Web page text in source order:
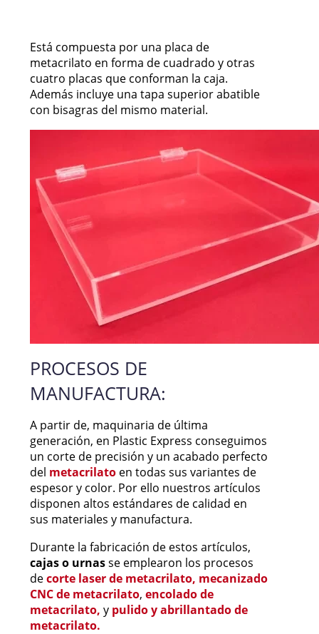
Está compuesta por una placa de
metacrilato en forma de cuadrado y otras
cuatro placas que conforman la caja.
Además incluye una tapa superior abatible
con bisagras del mismo material.
PROCESOS DE
MANUFACTURA:
A partir de, maquinaria de última
generación, en Plastic Express conseguimos
un corte de precisión y un acabado perfecto
del metacrilato en todas sus variantes de
espesor y color. Por ello nuestros artículos
disponen altos estándares de calidad en
sus materiales y manufactura.
Durante la fabricación de estos artículos,
cajas o urnasse emplearon los procesos
decorte laser de metacrilato, mecanizado
CNC de metacrilato, encolado de
metacrilato, y pulido y abrillantado de
metacrilato.